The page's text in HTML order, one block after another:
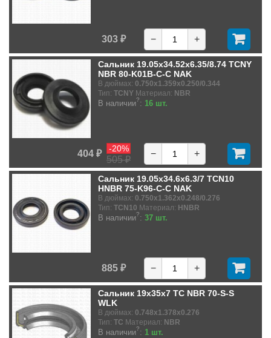
303 ₽ − +
Сальник 19.05x34.52x6.35/8.74 TCNY
NBR 80-K01B-C-C NAK
В дюймах: 0.750x1.359x0.250/0.344
Тип: TCNY Материал: NBR
В наличии?: 16 шт.
404 ₽
505 ₽
-20% − +
Сальник 19.05x34.6x6.3/7 TCN10
HNBR 75-K96-C-C NAK
В дюймах: 0.750x1.362x0.248/0.276
Тип: TCN10 Материал: HNBR
В наличии?: 37 шт.
885 ₽ − +
Сальник 19x35x7 TC NBR 70-S-S
WLK
В дюймах: 0.748x1.378x0.276
Тип: TC Материал: NBR
В наличии?: 1 шт.